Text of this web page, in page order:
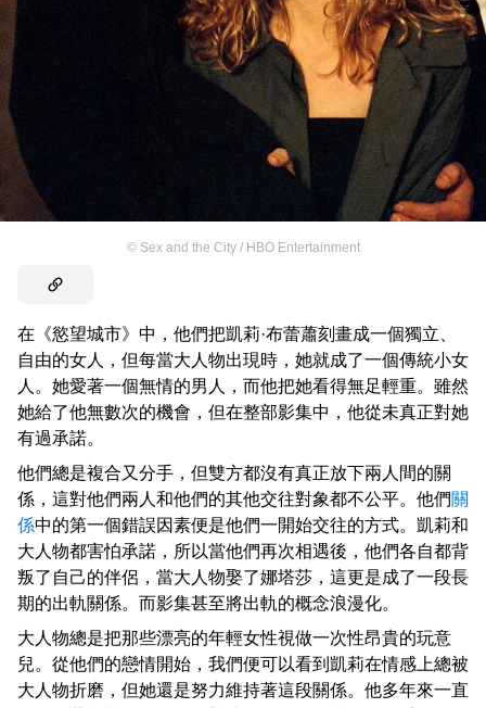
© Sex and the City / HBO Entertainment
在《慾望城市》中，他們把凱莉·布蕾蕭刻畫成一個獨立、
自由的女人，但每當大人物出現時，她就成了一個傳統小女
人。她愛著一個無情的男人，而他把她看得無足輕重。雖然
她給了他無數次的機會，但在整部影集中，他從未真正對她
有過承諾。
他們總是複合又分手，但雙方都沒有真正放下兩人間的關
係，這對他們兩人和他們的其他交往對象都不公平。他們關
係中的第一個錯誤因素便是他們一開始交往的方式。凱莉和
大人物都害怕承諾，所以當他們再次相遇後，他們各自都背
叛了自己的伴侶，當大人物娶了娜塔莎，這更是成了一段長
期的出軌關係。而影集甚至將出軌的概念浪漫化。
大人物總是把那些漂亮的年輕女性視做一次性昂貴的玩意
兒。從他們的戀情開始，我們便可以看到凱莉在情感上總被
大人物折磨，但她還是努力維持著這段關係。他多年來一直